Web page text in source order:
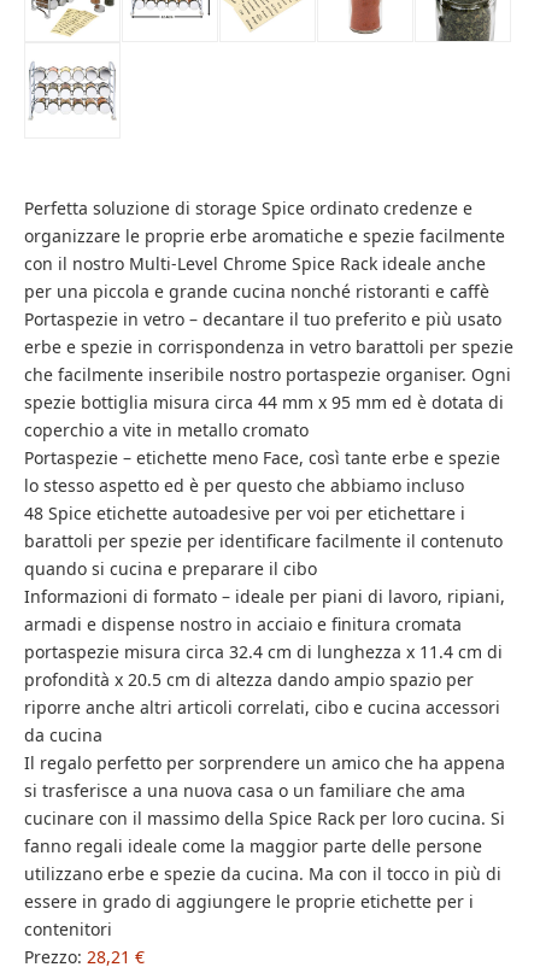
Perfetta soluzione di storage Spice ordinato credenze e
organizzare le proprie erbe aromatiche e spezie facilmente
con il nostro Multi-Level Chrome Spice Rack ideale anche
per una piccola e grande cucina nonché ristoranti e caffè
Portaspezie in vetro – decantare il tuo preferito e più usato
erbe e spezie in corrispondenza in vetro barattoli per spezie
che facilmente inseribile nostro portaspezie organiser. Ogni
spezie bottiglia misura circa 44 mm x 95 mm ed è dotata di
coperchio a vite in metallo cromato
Portaspezie – etichette meno Face, così tante erbe e spezie
lo stesso aspetto ed è per questo che abbiamo incluso
48 Spice etichette autoadesive per voi per etichettare i
barattoli per spezie per identificare facilmente il contenuto
quando si cucina e preparare il cibo
Informazioni di formato – ideale per piani di lavoro, ripiani,
armadi e dispense nostro in acciaio e finitura cromata
portaspezie misura circa 32.4 cm di lunghezza x 11.4 cm di
profondità x 20.5 cm di altezza dando ampio spazio per
riporre anche altri articoli correlati, cibo e cucina accessori
da cucina
Il regalo perfetto per sorprendere un amico che ha appena
si trasferisce a una nuova casa o un familiare che ama
cucinare con il massimo della Spice Rack per loro cucina. Si
fanno regali ideale come la maggior parte delle persone
utilizzano erbe e spezie da cucina. Ma con il tocco in più di
essere in grado di aggiungere le proprie etichette per i
contenitori
Prezzo: 28,21 €